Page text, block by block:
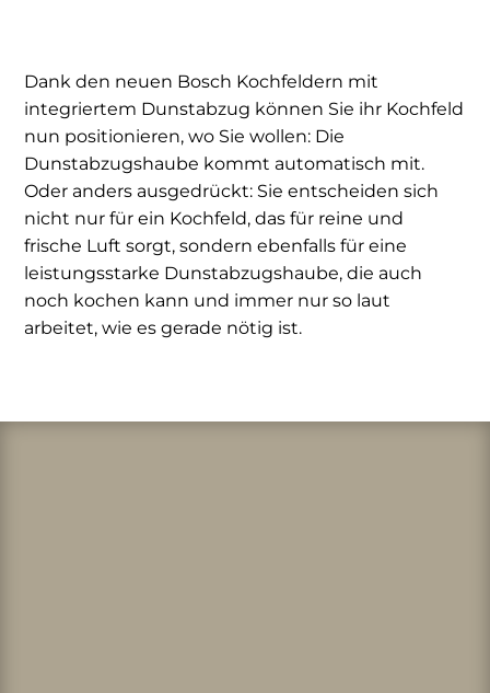
Dank den neuen Bosch Kochfeldern mit
integriertem Dunstabzug können Sie ihr Kochfeld
nun positionieren, wo Sie wollen: Die
Dunstabzugshaube kommt automatisch mit.
Oder anders ausgedrückt: Sie entscheiden sich
nicht nur für ein Kochfeld, das für reine und
frische Luft sorgt, sondern ebenfalls für eine
leistungsstarke Dunstabzugshaube, die auch
noch kochen kann und immer nur so laut
arbeitet, wie es gerade nötig ist.